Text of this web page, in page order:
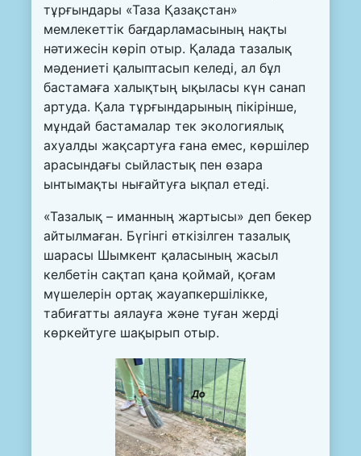
тұрғындары «Таза Қазақстан»
мемлекеттік бағдарламасының нақты
нәтижесін көріп отыр. Қалада тазалық
мәдениеті қалыптасып келеді, ал бұл
бастамаға халықтың ықыласы күн санап
артуда. Қала тұрғындарының пікірінше,
мұндай бастамалар тек экологиялық
ахуалды жақсартуға ғана емес, көршілер
арасындағы сыйластық пен өзара
ынтымақты нығайтуға ықпал етеді.
«Тазалық – иманның жартысы» деп бекер
айтылмаған. Бүгінгі өткізілген тазалық
шарасы Шымкент қаласының жасыл
келбетін сақтап қана қоймай, қоғам
мүшелерін ортақ жауапкершілікке,
табиғатты аялауға және туған жерді
көркейтуге шақырып отыр.